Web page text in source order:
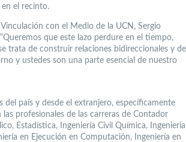
el recinto.
con el Medio de la UCN, Sergio
que este lazo perdure en el tiempo,
trata de construir relaciones bidireccionales y de
y ustedes son una parte esencial de nuestro
del país y desde el extranjero, específicamente
las profesionales de las carreras de Contador
Estadística, Ingeniería Civil Química, Ingeniería
en Ejecución en Computación, Ingeniería en